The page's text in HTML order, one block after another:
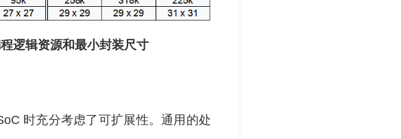
逻辑资源和最小封装尺寸
时充分考虑了可扩展性。通用的处